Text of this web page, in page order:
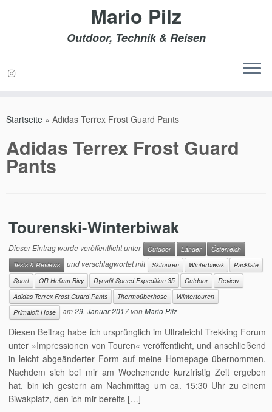
Inhalt
Mario Pilz
Outdoor, Technik & Reisen
Startseite » Adidas Terrex Frost Guard Pants
Adidas Terrex Frost Guard
Pants
Tourenski-Winterbiwak
Dieser Eintrag wurde veröffentlicht unter Outdoor Länder
Österreich
Tests & Reviews
und verschlagwortet mit Skitouren Winterbiwak
Packliste
Sport
OR Helium Bivy Dynafit Speed Expedition 35 Outdoor
Review
Adidas Terrex Frost Guard Pants
Thermoüberhose
Wintertouren
Primaloft Hose
am29. Januar 2017 vonMario Pilz
Diesen Beitrag habe ich ursprünglich im Ultraleicht Trekking Forum
unter »Impressionen von Touren« veröffentlicht, und anschließend
in leicht abgeänderter Form auf meine Homepage übernommen.
Nachdem sich bei mir am Wochenende kurzfristig Zeit ergeben
hat, bin ich gestern am Nachmittag um ca. 15:30 Uhr zu einem
Biwakplatz, den ich mir bereits […]